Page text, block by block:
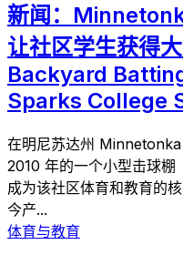
新闻：
让社区学生获得
Backyard
Sparks College
在明尼苏达州
2010 年的一个小型击球
成为该社区体育和教育的
今产...
体育与教育